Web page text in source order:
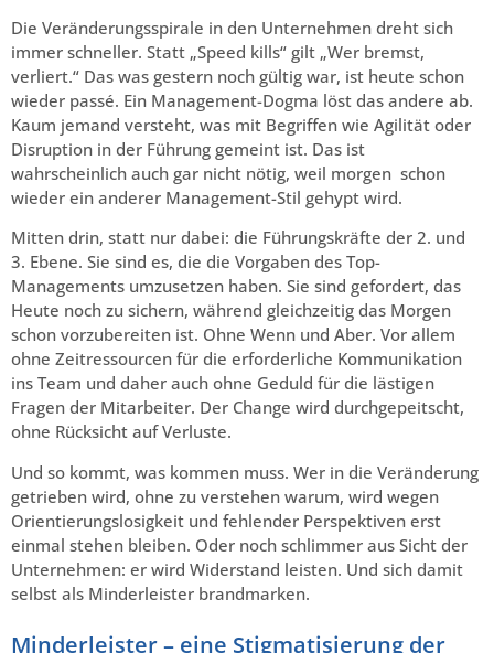
Die Veränderungsspirale in den Unternehmen dreht sich
immer schneller. Statt „Speed kills“ gilt „Wer bremst,
verliert.“ Das was gestern noch gültig war, ist heute schon
wieder passé. Ein Management-Dogma löst das andere ab.
Kaum jemand versteht, was mit Begriffen wie Agilität oder
Disruption in der Führung gemeint ist. Das ist
wahrscheinlich auch gar nicht nötig, weil morgen schon
wieder ein anderer Management-Stil gehypt wird.
Mitten drin, statt nur dabei: die Führungskräfte der 2. und
3. Ebene. Sie sind es, die die Vorgaben des Top-
Managements umzusetzen haben. Sie sind gefordert, das
Heute noch zu sichern, während gleichzeitig das Morgen
schon vorzubereiten ist. Ohne Wenn und Aber. Vor allem
ohne Zeitressourcen für die erforderliche Kommunikation
ins Team und daher auch ohne Geduld für die lästigen
Fragen der Mitarbeiter. Der Change wird durchgepeitscht,
ohne Rücksicht auf Verluste.
Und so kommt, was kommen muss. Wer in die Veränderung
getrieben wird, ohne zu verstehen warum, wird wegen
Orientierungslosigkeit und fehlender Perspektiven erst
einmal stehen bleiben. Oder noch schlimmer aus Sicht der
Unternehmen: er wird Widerstand leisten. Und sich damit
selbst als Minderleister brandmarken.
Minderleister – eine Stigmatisierung der